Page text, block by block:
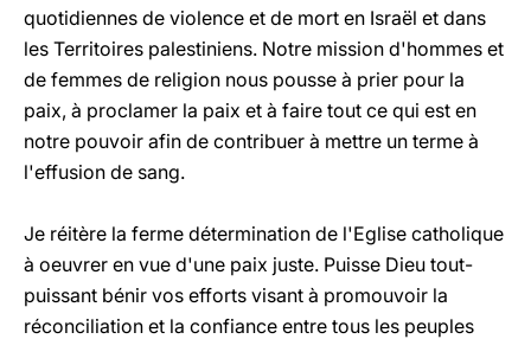
quotidiennes de violence et de mort en Israël et dans
les Territoires palestiniens. Notre mission d'hommes et
de femmes de religion nous pousse à prier pour la
paix, à proclamer la paix et à faire tout ce qui est en
notre pouvoir afin de contribuer à mettre un terme à
l'effusion de sang.
Je réitère la ferme détermination de l'Eglise catholique
à oeuvrer en vue d'une paix juste. Puisse Dieu tout-
puissant bénir vos efforts visant à promouvoir la
réconciliation et la confiance entre tous les peuples